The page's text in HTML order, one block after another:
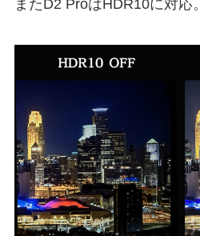
またD2 ProはHDR10に対応。